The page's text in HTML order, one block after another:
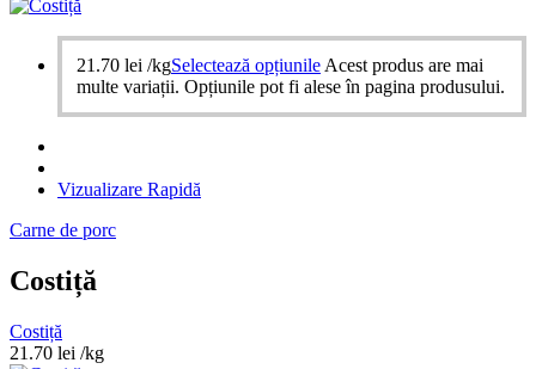
21.70 lei /kgSelectează opțiunile Acest produs are mai
multe variații. Opțiunile pot fi alese în pagina produsului.
Vizualizare Rapidă
Carne de porc
Costiță
Costiță
21.70 lei /kg